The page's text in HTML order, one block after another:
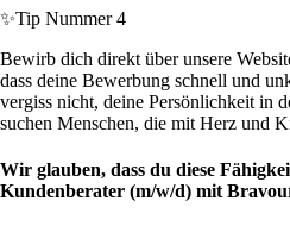
✨Tip Nummer 4
Bewirb dich direkt über unsere
dass deine Bewerbung schnell und
vergiss nicht, deine Persönlichkeit in
suchen Menschen, die mit Herz und
Wir glauben, dass du diese
Kundenberater (m/w/d) mit